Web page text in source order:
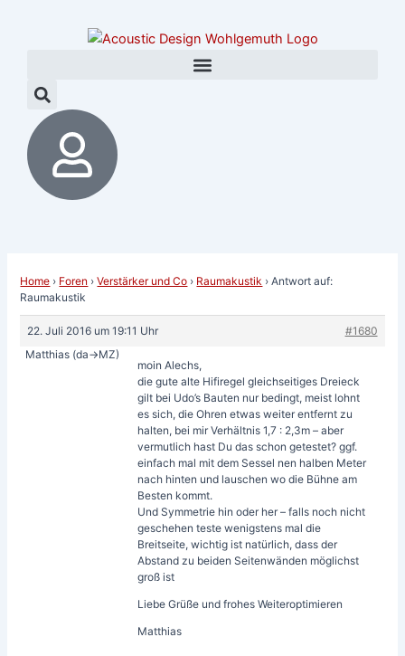
Home › Foren › Verstärker und Co › Raumakustik › Antwort auf:
Raumakustik
22. Juli 2016 um 19:11 Uhr
#1680
Matthias (da->MZ)
moin Alechs,
die gute alte Hifiregel gleichseitiges Dreieck
gilt bei Udo’s Bauten nur bedingt, meist lohnt
es sich, die Ohren etwas weiter entfernt zu
halten, bei mir Verhältnis 1,7 : 2,3m – aber
vermutlich hast Du das schon getestet? ggf.
einfach mal mit dem Sessel nen halben Meter
nach hinten und lauschen wo die Bühne am
Besten kommt.
Und Symmetrie hin oder her – falls noch nicht
geschehen teste wenigstens mal die
Breitseite, wichtig ist natürlich, dass der
Abstand zu beiden Seitenwänden möglichst
groß ist
Liebe Grüße und frohes Weiteroptimieren
Matthias